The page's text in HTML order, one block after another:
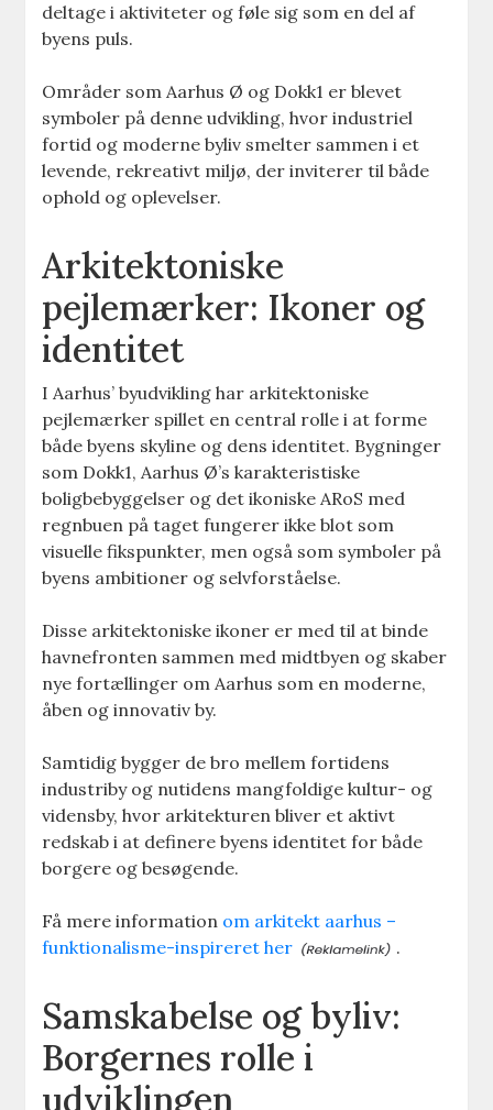
deltage i aktiviteter og føle sig som en del af
byens puls.
Områder som Aarhus Ø og Dokk1 er blevet
symboler på denne udvikling, hvor industriel
fortid og moderne byliv smelter sammen i et
levende, rekreativt miljø, der inviterer til både
ophold og oplevelser.
Arkitektoniske
pejlemærker: Ikoner og
identitet
I Aarhus’ byudvikling har arkitektoniske
pejlemærker spillet en central rolle i at forme
både byens skyline og dens identitet. Bygninger
som Dokk1, Aarhus Ø’s karakteristiske
boligbebyggelser og det ikoniske ARoS med
regnbuen på taget fungerer ikke blot som
visuelle fikspunkter, men også som symboler på
byens ambitioner og selvforståelse.
Disse arkitektoniske ikoner er med til at binde
havnefronten sammen med midtbyen og skaber
nye fortællinger om Aarhus som en moderne,
åben og innovativ by.
Samtidig bygger de bro mellem fortidens
industriby og nutidens mangfoldige kultur- og
vidensby, hvor arkitekturen bliver et aktivt
redskab i at definere byens identitet for både
borgere og besøgende.
Få mere information om arkitekt aarhus –
funktionalisme-inspireret her
.
Samskabelse og byliv:
Borgernes rolle i
udviklingen